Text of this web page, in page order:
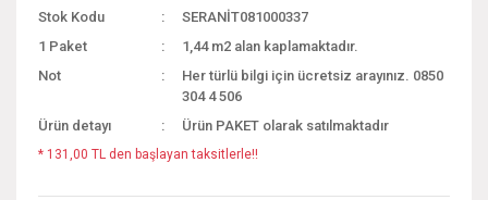
Stok Kodu
SERANİT081000337
1 Paket
1,44 m2 alan kaplamaktadır.
Not
Her türlü bilgi için ücretsiz arayınız. 0850
304 4 506
Ürün detayı
Ürün PAKET olarak satılmaktadır
* 131,00 TL den başlayan taksitlerle!!